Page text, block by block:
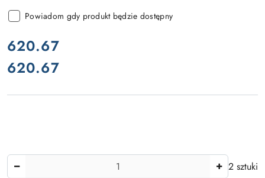
Powiadom gdy produkt będzie dostępny
cena:
620.67
Cena:
620.67
2 sztuki